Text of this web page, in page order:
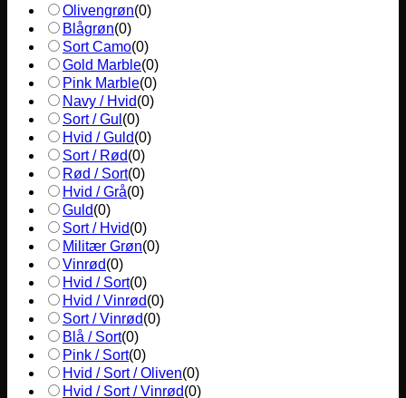
Olivengrøn(0)
Blågrøn(0)
Sort Camo(0)
Gold Marble(0)
Pink Marble(0)
Navy / Hvid(0)
Sort / Gul (0)
Hvid / Guld(0)
Sort / Rød(0)
Rød / Sort(0)
Hvid / Grå(0)
Guld(0)
Sort / Hvid(0)
Militær Grøn(0)
Vinrød(0)
Hvid / Sort(0)
Hvid / Vinrød(0)
Sort / Vinrød(0)
Blå / Sort(0)
Pink / Sort(0)
Hvid / Sort / Oliven(0)
Hvid / Sort / Vinrød(0)